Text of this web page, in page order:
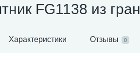
FG1138 из
Характеристики Отзывы 0